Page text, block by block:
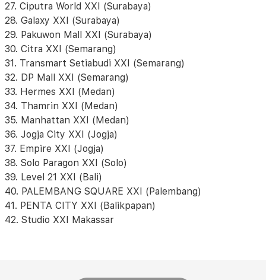
27. Ciputra World XXI (Surabaya)
28. Galaxy XXI (Surabaya)
29. Pakuwon Mall XXI (Surabaya)
30. Citra XXI (Semarang)
31. Transmart Setiabudi XXI (Semarang)
32. DP Mall XXI (Semarang)
33. Hermes XXI (Medan)
34. Thamrin XXI (Medan)
35. Manhattan XXI (Medan)
36. Jogja City XXI (Jogja)
37. Empire XXI (Jogja)
38. Solo Paragon XXI (Solo)
39. Level 21 XXI (Bali)
40. PALEMBANG SQUARE XXI (Palembang)
41. PENTA CITY XXI (Balikpapan)
42. Studio XXI Makassar